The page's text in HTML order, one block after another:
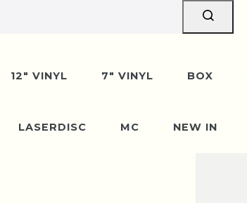
12" VINYL 7" VINYL BOX
LASERDISC MC NEW IN